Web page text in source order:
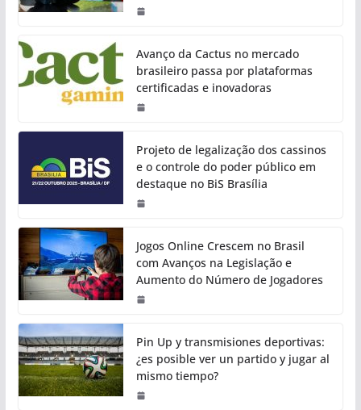
Avanço da Cactus no mercado
brasileiro passa por plataformas
certificadas e inovadoras
Projeto de legalização dos cassinos
e o controle do poder público em
destaque no BiS Brasília
Jogos Online Crescem no Brasil
com Avanços na Legislação e
Aumento do Número de Jogadores
Pin Up y transmisiones deportivas:
¿es posible ver un partido y jugar al
mismo tiempo?